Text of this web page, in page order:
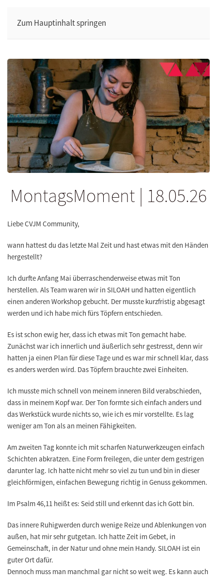
Zum Hauptinhalt springen
MontagsMoment | 18.05.26
Liebe CVJM Community,
wann hattest du das letzte Mal Zeit und hast etwas mit den Händen
hergestellt?
Ich durfte Anfang Mai überraschenderweise etwas mit Ton
herstellen. Als Team waren wir in SILOAH und hatten eigentlich
einen anderen Workshop gebucht. Der musste kurzfristig abgesagt
werden und ich habe mich fürs Töpfern entschieden.
Es ist schon ewig her, dass ich etwas mit Ton gemacht habe.
Zunächst war ich innerlich und äußerlich sehr gestresst, denn wir
hatten ja einen Plan für diese Tage und es war mir schnell klar, dass
es anders werden wird. Das Töpfern brauchte zwei Einheiten.
Ich musste mich schnell von meinem inneren Bild verabschieden,
dass in meinem Kopf war. Der Ton formte sich einfach anders und
das Werkstück wurde nichts so, wie ich es mir vorstellte. Es lag
weniger am Ton als an meinen Fähigkeiten.
Am zweiten Tag konnte ich mit scharfen Naturwerkzeugen einfach
Schichten abkratzen. Eine Form freilegen, die unter dem gestrigen
darunter lag. Ich hatte nicht mehr so viel zu tun und bin in dieser
gleichförmigen, einfachen Bewegung richtig in Genuss gekommen.
Im Psalm 46,11 heißt es: Seid still und erkennt das ich Gott bin.
Das innere Ruhigwerden durch wenige Reize und Ablenkungen von
außen, hat mir sehr gutgetan. Ich hatte Zeit im Gebet, in
Gemeinschaft, in der Natur und ohne mein Handy. SILOAH ist ein
guter Ort dafür.
Dennoch muss man manchmal gar nicht so weit weg. Es kann auch